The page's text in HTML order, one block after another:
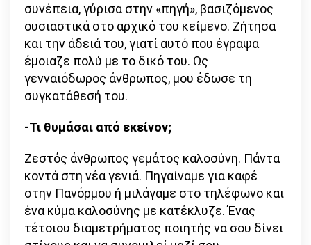
συνέπεια, γύρισα στην «πηγή», βασιζόμενος
ουσιαστικά στο αρχικό του κείμενο. Ζήτησα
και την άδειά του, γιατί αυτό που έγραψα
έμοιαζε πολύ με το δικό του. Ως
γενναιόδωρος άνθρωπος, μου έδωσε τη
συγκατάθεσή του.
-Τι θυμάσαι από εκείνον;
Ζεστός άνθρωπος γεμάτος καλοσύνη. Πάντα
κοντά στη νέα γενιά. Πηγαίναμε για καφέ
στην Πανόρμου ή μιλάγαμε στο τηλέφωνο και
ένα κύμα καλοσύνης με κατέκλυζε. Ένας
τέτοιου διαμετρήματος ποιητής να σου δίνει